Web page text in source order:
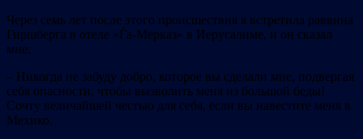
Через семь лет после этого происшествия я встретила раввина
Гиршберга в отеле «Ѓа‐Мерказ» в Иерусалиме, и он сказал
мне:
– Никогда не забуду добро, которое вы сделали мне, подвергая
себя опасности, чтобы вызволить меня из большой беды!
Сочту величайшей честью для себя, если вы навестите меня в
Мехико.